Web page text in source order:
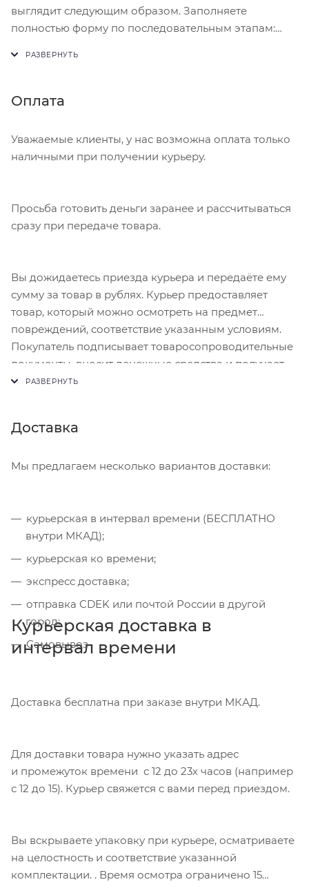
выглядит следующим образом. Заполняете
полностью форму по последовательным этапам:
Нажмите кнопку «Оформить заказ».
Оплата
Уважаемые клиенты, у нас возможна оплата только
наличными при получении курьеру.
Просьба готовить деньги заранее и рассчитываться
сразу при передаче товара.
Вы дожидаетесь приезда курьера и передаёте ему
сумму за товар в рублях. Курьер предоставляет
товар, который можно осмотреть на предмет
повреждений, соответствие указанным условиям.
Покупатель подписывает товаросопроводительные
документы, вносит денежные средства и получает
чек.
Доставка
Мы предлагаем несколько вариантов доставки:
курьерская в интервал времени (БЕСПЛАТНО
внутри МКАД);
курьерская ко времени;
экспресс доставка;
отправка CDEK или почтой России в другой
город;
Самовывоз
Курьерская доставка в
интервал времени
Доставка бесплатна при заказе внутри МКАД.
Для доставки товара нужно указать адрес
и промежуток времени с 12 до 23х часов (например
с 12 до 15). Курьер свяжется с вами перед приездом.
Вы вскрываете упаковку при курьере, осматриваете
на целостность и соответствие указанной
комплектации. . Время осмотра ограничено 15